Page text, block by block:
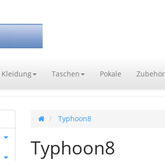
Kleidung Taschen Pokale Zubehör
Typhoon8
Typhoon8